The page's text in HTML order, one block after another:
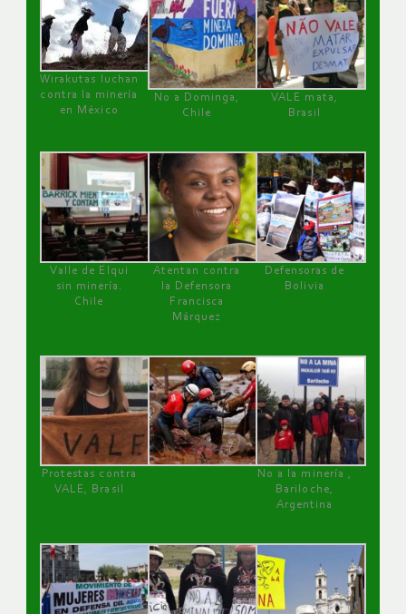
Wirakutas luchan
contra la minería
en México
No a Dominga,
Chile
VALE mata,
Brasil
Valle de Elqui
sin minería.
Chile
Atentan contra
la Defensora
Francisca
Márquez
Defensoras de
Bolivia
Protestas contra
VALE, Brasil
No a la minería ,
Bariloche,
Argentina